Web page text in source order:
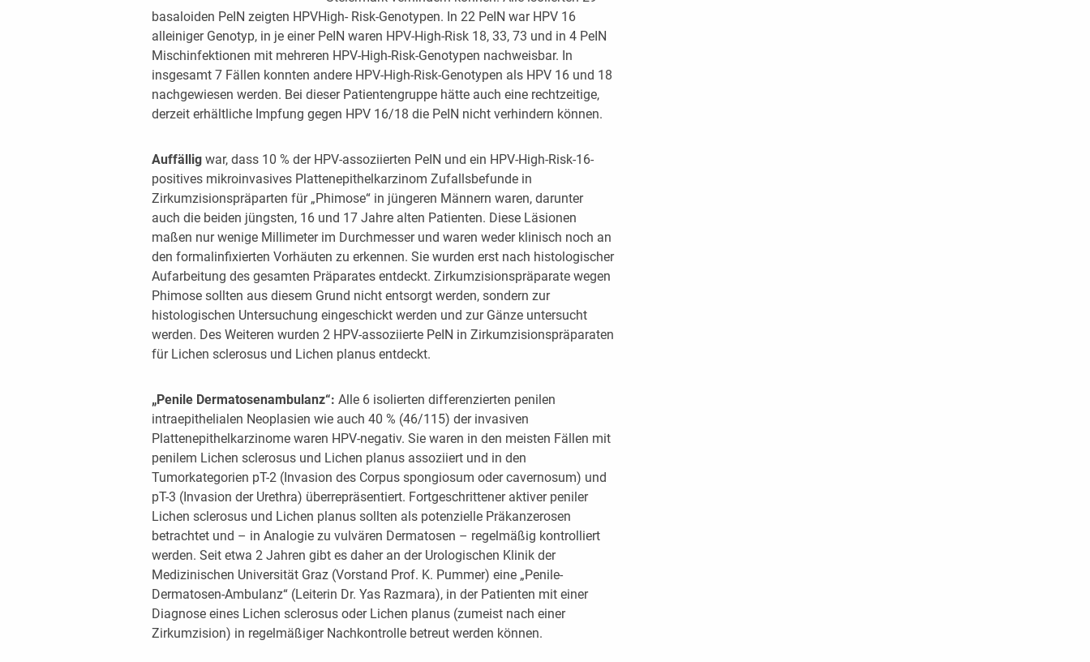
basaloiden PeIN zeigten HPVHigh- Risk-Genotypen. In 22 PeIN war HPV 16
alleiniger Genotyp, in je einer PeIN waren HPV-High-Risk 18, 33, 73 und in 4 PeIN
Mischinfektionen mit mehreren HPV-High-Risk-Genotypen nachweisbar. In
insgesamt 7 Fällen konnten andere HPV-High-Risk-Genotypen als HPV 16 und 18
nachgewiesen werden. Bei dieser Patientengruppe hätte auch eine rechtzeitige,
derzeit erhältliche Impfung gegen HPV 16/18 die PeIN nicht verhindern können.
Auffällig war, dass 10 % der HPV-assoziierten PeIN und ein HPV-High-Risk-16-
positives mikroinvasives Plattenepithelkarzinom Zufallsbefunde in
Zirkumzisionspräparten für „Phimose“ in jüngeren Männern waren, darunter
auch die beiden jüngsten, 16 und 17 Jahre alten Patienten. Diese Läsionen
maßen nur wenige Millimeter im Durchmesser und waren weder klinisch noch an
den formalinfixierten Vorhäuten zu erkennen. Sie wurden erst nach histologischer
Aufarbeitung des gesamten Präparates entdeckt. Zirkumzisionspräparate wegen
Phimose sollten aus diesem Grund nicht entsorgt werden, sondern zur
histologischen Untersuchung eingeschickt werden und zur Gänze untersucht
werden. Des Weiteren wurden 2 HPV-assoziierte PeIN in Zirkumzisionspräparaten
für Lichen sclerosus und Lichen planus entdeckt.
„Penile Dermatosenambulanz“: Alle 6 isolierten differenzierten penilen
intraepithelialen Neoplasien wie auch 40 % (46/115) der invasiven
Plattenepithelkarzinome waren HPV-negativ. Sie waren in den meisten Fällen mit
penilem Lichen sclerosus und Lichen planus assoziiert und in den
Tumorkategorien pT-2 (Invasion des Corpus spongiosum oder cavernosum) und
pT-3 (Invasion der Urethra) überrepräsentiert. Fortgeschrittener aktiver peniler
Lichen sclerosus und Lichen planus sollten als potenzielle Präkanzerosen
betrachtet und – in Analogie zu vulvären Dermatosen – regelmäßig kontrolliert
werden. Seit etwa 2 Jahren gibt es daher an der Urologischen Klinik der
Medizinischen Universität Graz (Vorstand Prof. K. Pummer) eine „Penile-
Dermatosen-Ambulanz“ (Leiterin Dr. Yas Razmara), in der Patienten mit einer
Diagnose eines Lichen sclerosus oder Lichen planus (zumeist nach einer
Zirkumzision) in regelmäßiger Nachkontrolle betreut werden können.